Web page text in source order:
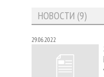
НОВОСТИ (9)
29.06.2022